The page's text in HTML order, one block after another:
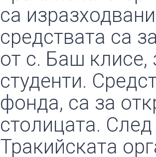
са
средствата са
от с. Баш клисе,
студенти.
фонда, са за
столицата.
Тракийската